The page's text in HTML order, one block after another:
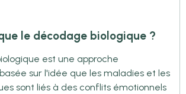
le décodage biologique ?
est une approche
sur l'idée que les maladies et les
sont liés à des conflits émotionnels